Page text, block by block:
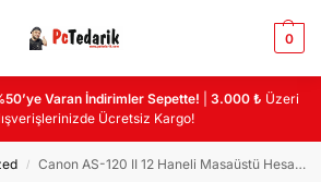
0
Varan İndirimler Sepette! |3.000 ₺ Üzeri
Ücretsiz Kargo!
/ Canon AS-120 II 12 Haneli Masaüstü Hesap Makinası